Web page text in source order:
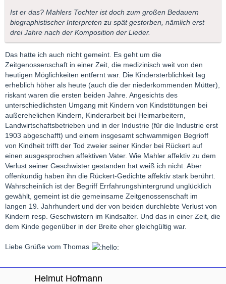
Ist er das? Mahlers Tochter ist doch zum großen Bedauern
biographistischer Interpreten zu spät gestorben, nämlich erst
drei Jahre nach der Komposition der Lieder.
Das hatte ich auch nicht gemeint. Es geht um die
Zeitgenossenschaft in einer Zeit, die medizinisch weit von den
heutigen Möglichkeiten entfernt war. Die Kindersterblichkeit lag
erheblich höher als heute (auch die der niederkommenden Mütter),
riskant waren die ersten beiden Jahre. Angesichts des
unterschiedlichsten Umgang mit Kindern von Kindstötungen bei
außerehelichen Kindern, Kinderarbeit bei Heimarbeitern,
Landwirtschaftsbetrieben und in der Industrie (für die Industrie erst
1903 abgeschafft) und einem insgesamt schwammigen Begrioff
von Kindheit trifft der Tod zweier seiner Kinder bei Rückert auf
einen ausgesprochen affektiven Vater. Wie Mahler affektiv zu dem
Verlust seiner Geschwister gestanden hat weiß ich nicht. Aber
offenkundig haben ihn die Rückert-Gedichte affektiv stark berührt.
Wahrscheinlich ist der Begriff Errfahrungshintergrund unglücklich
gewählt, gemeint ist die gemeinsame Zeitgenossenschaft im
langen 19. Jahrhundert und der von beiden durchlebte Verlust von
Kindern resp. Geschwistern im Kindsalter. Und das in einer Zeit, die
dem Kinde gegenüber in der Breite eher gleichgültig war.
Liebe Grüße vom Thomas
Helmut Hofmann